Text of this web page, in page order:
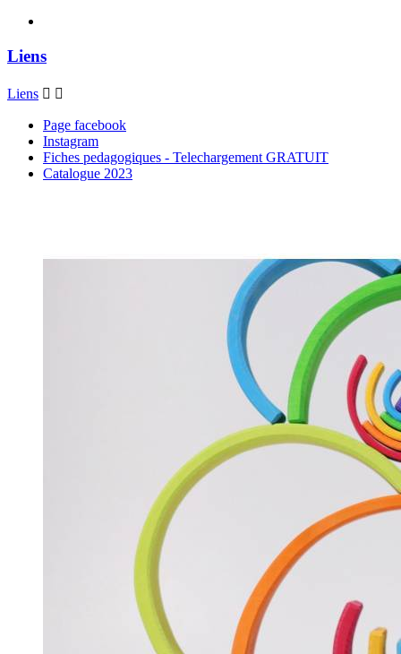
Liens
Liens  
Page facebook
Instagram
Fiches pedagogiques - Telechargement GRATUIT
Catalogue 2023